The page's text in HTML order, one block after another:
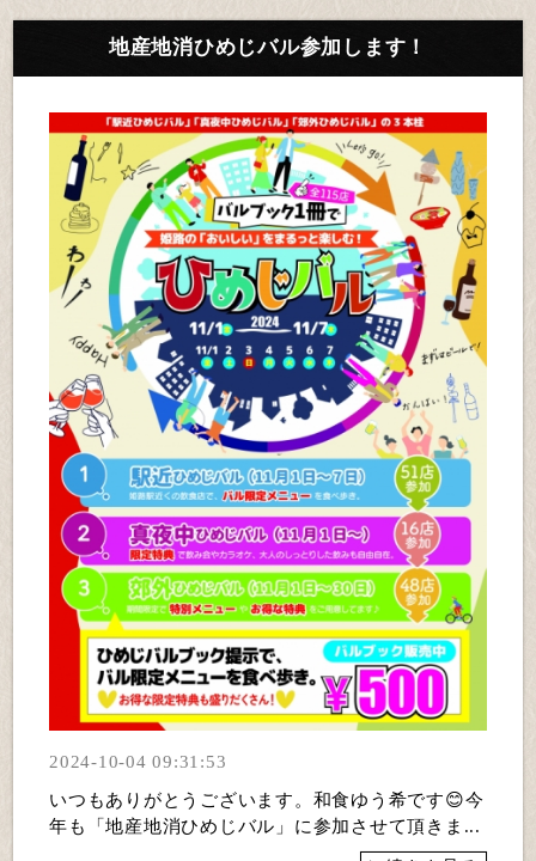
地産地消ひめじバル参加します！
2024-10-04 09:31:53
いつもありがとうございます。和食ゆう希です😊今
年も「地産地消ひめじバル」に参加させて頂きま...